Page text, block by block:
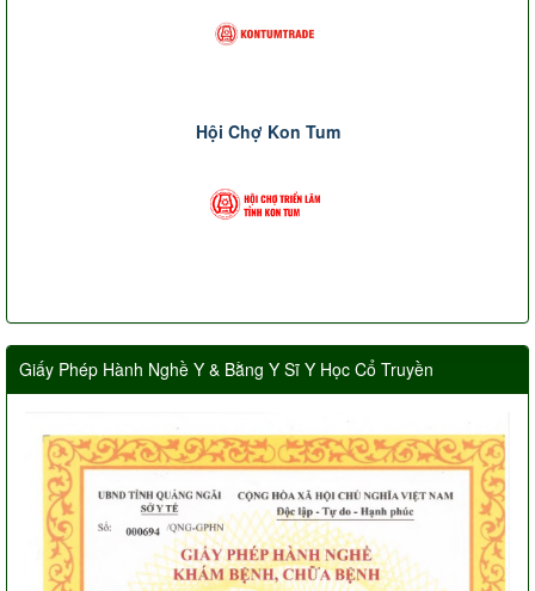
Hội Chợ Kon Tum
Giấy Phép Hành Nghề Y & Bằng Y Sĩ Y Học Cổ Truyền